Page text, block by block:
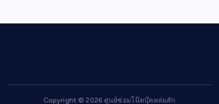
Copyright © 2026 ศูนย์ซ่อมโน๊ตบุ๊คหล่มสัก